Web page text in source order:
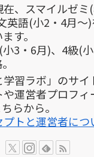
、スマイルゼミ
英語(小2・4月～
す。
3・6月)、4級(小
学習ラボ」のサイ
や運営者プロフィ
らから。
トと運営者につ